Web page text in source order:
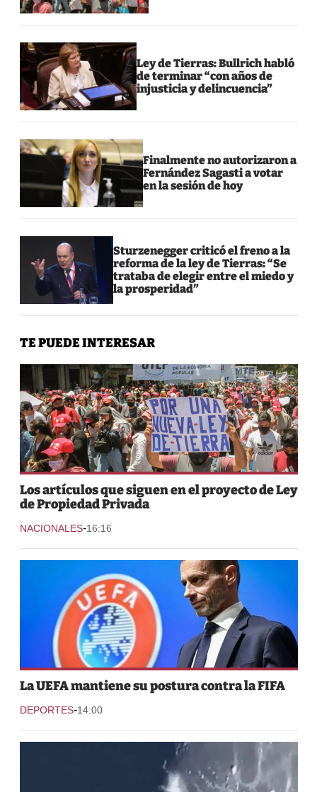
Ley de Tierras: Bullrich habló
de terminar “con años de
injusticia y delincuencia”
Finalmente no autorizaron a
Fernández Sagasti a votar
en la sesión de hoy
Sturzenegger criticó el freno a la
reforma de la ley de Tierras: “Se
trataba de elegir entre el miedo y
la prosperidad”
TE PUEDE INTERESAR
Los artículos que siguen en el proyecto de Ley
de Propiedad Privada
NACIONALES-16:16
La UEFA mantiene su postura contra la FIFA
DEPORTES-14:00